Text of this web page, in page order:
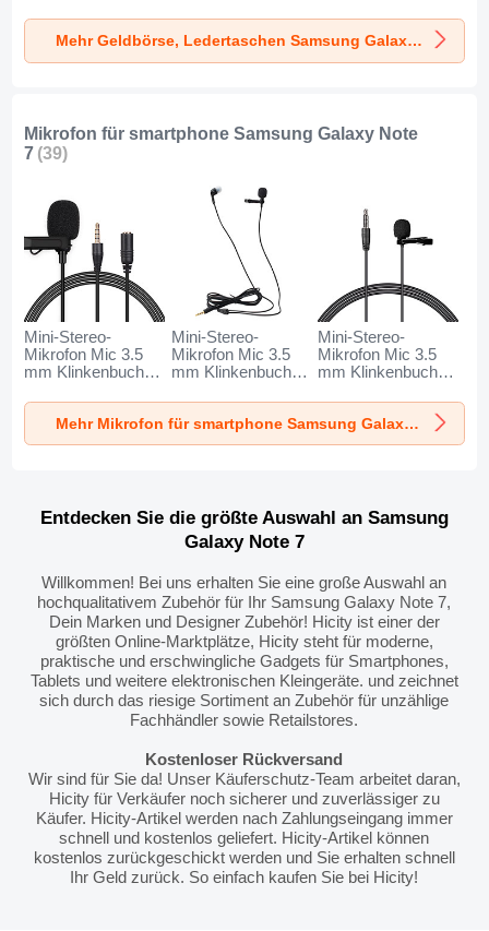
Samsung Galaxy
Note 7 Schwarz
Samsung Galaxy
Note 7 Schwarz
Samsung Galaxy
Note 7 BraunMehr Geldbörse, Ledertaschen Samsung Galaxy Note 7
Mikrofon für smartphone Samsung Galaxy Note
7 (39)
Mini-Stereo-
Mikrofon Mic 3.5
mm Klinkenbuchse
Galaxy Note 7
Schwarz
Mini-Stereo-
Mikrofon Mic 3.5
mm Klinkenbuchse
Galaxy Note 7
Schwarz
Mini-Stereo-
Mikrofon Mic 3.5
mm Klinkenbuchse
Galaxy Note 7
Schwarz
Mehr Mikrofon für smartphone Samsung Galaxy Note 7
Entdecken Sie die größte Auswahl an Samsung
Galaxy Note 7
Willkommen! Bei uns erhalten Sie eine große Auswahl an
hochqualitativem Zubehör für Ihr Samsung Galaxy Note 7,
Dein Marken und Designer Zubehör! Hicity ist einer der
größten Online-Marktplätze, Hicity steht für moderne,
praktische und erschwingliche Gadgets für Smartphones,
Tablets und weitere elektronischen Kleingeräte. und zeichnet
sich durch das riesige Sortiment an Zubehör für unzählige
Fachhändler sowie Retailstores.
Kostenloser Rückversand
Wir sind für Sie da! Unser Käuferschutz-Team arbeitet daran,
Hicity für Verkäufer noch sicherer und zuverlässiger zu
Käufer. Hicity-Artikel werden nach Zahlungseingang immer
schnell und kostenlos geliefert. Hicity-Artikel können
kostenlos zurückgeschickt werden und Sie erhalten schnell
Ihr Geld zurück. So einfach kaufen Sie bei Hicity!